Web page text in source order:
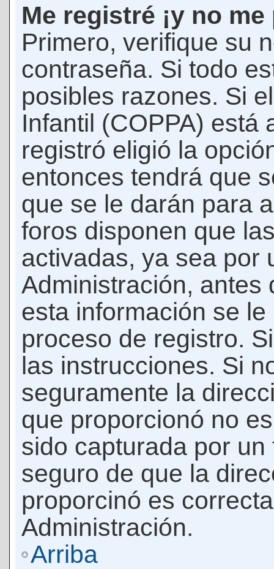
Me registré ¡y no
Primero, verifique su
contraseña. Si todo
posibles razones. Si
Infantil (COPPA) está
registró eligió la
entonces tendrá que
que se le darán para
foros disponen que
activadas, ya sea por
Administración, antes
esta información se
proceso de registro.
las instrucciones. Si
seguramente la
que proporcionó no
sido capturada por
seguro de que la
proporcinó es
Administración.
Arriba